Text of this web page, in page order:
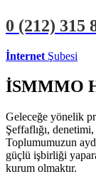
0 (212) 315
İnternet Şubesi
İSMMMO
Geleceğe yönelik
Şeffaflığı,
Toplumumuzun
güçlü işbirliği
kurum olmaktır.